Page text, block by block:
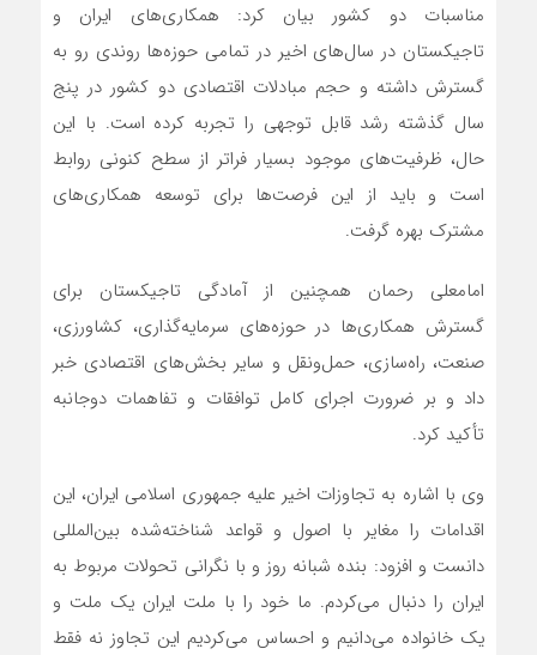
مناسبات دو کشور بیان کرد: همکاری‌های ایران و
تاجیکستان در سال‌های اخیر در تمامی حوزه‌ها روندی رو به
گسترش داشته و حجم مبادلات اقتصادی دو کشور در پنج
سال گذشته رشد قابل توجهی را تجربه کرده است. با این
حال، ظرفیت‌های موجود بسیار فراتر از سطح کنونی روابط
است و باید از این فرصت‌ها برای توسعه همکاری‌های
مشترک بهره گرفت.
امامعلی رحمان همچنین از آمادگی تاجیکستان برای
گسترش همکاری‌ها در حوزه‌های سرمایه‌گذاری، کشاورزی،
صنعت، راه‌سازی، حمل‌ونقل و سایر بخش‌های اقتصادی خبر
داد و بر ضرورت اجرای کامل توافقات و تفاهمات دوجانبه
تأکید کرد.
وی با اشاره به تجاوزات اخیر علیه جمهوری اسلامی ایران، این
اقدامات را مغایر با اصول و قواعد شناخته‌شده بین‌المللی
دانست و افزود: بنده شبانه روز و با نگرانی تحولات مربوط به
ایران را دنبال می‌کردم. ما خود را با ملت ایران یک ملت و
یک خانواده می‌دانیم و احساس می‌کردیم این تجاوز نه فقط